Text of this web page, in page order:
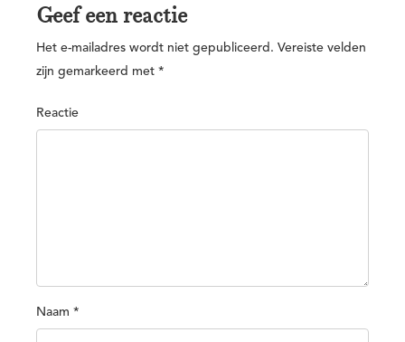
Geef een reactie
Het e-mailadres wordt niet gepubliceerd. Vereiste velden
zijn gemarkeerd met *
Reactie
Naam *